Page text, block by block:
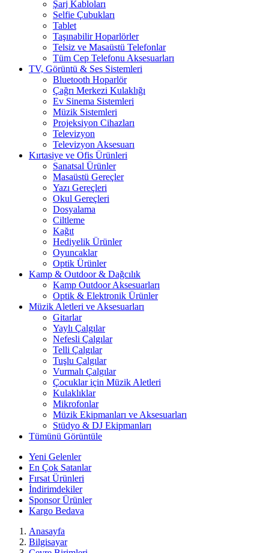
Şarj Kabloları
Selfie Çubukları
Tablet
Taşınabilir Hoparlörler
Telsiz ve Masaüstü Telefonlar
Tüm Cep Telefonu Aksesuarları
TV, Görüntü & Ses Sistemleri
Bluetooth Hoparlör
Çağrı Merkezi Kulaklığı
Ev Sinema Sistemleri
Müzik Sistemleri
Projeksiyon Cihazları
Televizyon
Televizyon Aksesuarı
Kırtasiye ve Ofis Ürünleri
Sanatsal Ürünler
Masaüstü Gereçler
Yazı Gereçleri
Okul Gereçleri
Dosyalama
Ciltleme
Kağıt
Hediyelik Ürünler
Oyuncaklar
Optik Ürünler
Kamp & Outdoor & Dağcılık
Kamp Outdoor Aksesuarları
Optik & Elektronik Ürünler
Müzik Aletleri ve Aksesuarları
Gitarlar
Yaylı Çalgılar
Nefesli Çalgılar
Telli Çalgılar
Tuşlu Çalgılar
Vurmalı Çalgılar
Çocuklar için Müzik Aletleri
Kulaklıklar
Mikrofonlar
Müzik Ekipmanları ve Aksesuarları
Stüdyo & DJ Ekipmanları
Tümünü Görüntüle
Yeni Gelenler
En Çok Satanlar
Fırsat Ürünleri
İndirimdekiler
Sponsor Ürünler
Kargo Bedava
Anasayfa
Bilgisayar